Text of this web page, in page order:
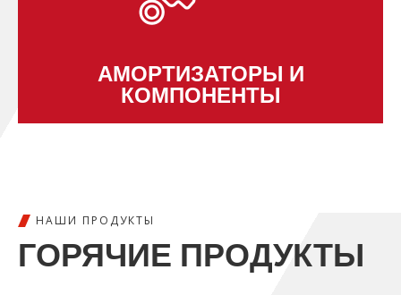
АМОРТИЗАТОРЫ И
КОМПОНЕНТЫ
НАШИ ПРОДУКТЫ
ГОРЯЧИЕ ПРОДУКТЫ